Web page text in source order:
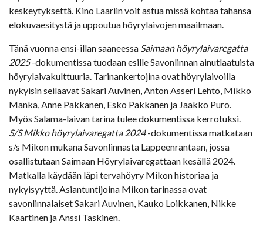
keskeytyksettä. Kino Laariin voit astua missä kohtaa tahansa
elokuvaesitystä ja uppoutua höyrylaivojen maailmaan.
Tänä vuonna ensi-illan saaneessa Saimaan höyrylaivaregatta
2025-dokumentissa tuodaan esille Savonlinnan ainutlaatuista
höyrylaivakulttuuria. Tarinankertojina ovat höyrylaivoilla
nykyisin seilaavat Sakari Auvinen, Anton Asseri Lehto, Mikko
Manka, Anne Pakkanen, Esko Pakkanen ja Jaakko Puro.
Myös Salama-laivan tarina tulee dokumentissa kerrotuksi.
S/S Mikko höyrylaivaregatta 2024-dokumentissa matkataan
s/s Mikon mukana Savonlinnasta Lappeenrantaan, jossa
osallistutaan Saimaan Höyrylaivaregattaan kesällä 2024.
Matkalla käydään läpi tervahöyry Mikon historiaa ja
nykyisyyttä. Asiantuntijoina Mikon tarinassa ovat
savonlinnalaiset Sakari Auvinen, Kauko Loikkanen, Nikke
Kaartinen ja Anssi Taskinen.